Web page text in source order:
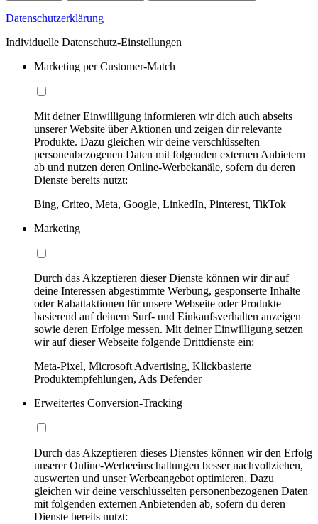
Datenschutzerklärung
Individuelle Datenschutz-Einstellungen
Marketing per Customer-Match
Mit deiner Einwilligung informieren wir dich auch abseits
unserer Website über Aktionen und zeigen dir relevante
Produkte. Dazu gleichen wir deine verschlüsselten
personenbezogenen Daten mit folgenden externen Anbietern
ab und nutzen deren Online-Werbekanäle, sofern du deren
Dienste bereits nutzt:
Bing, Criteo, Meta, Google, LinkedIn, Pinterest, TikTok
Marketing
Durch das Akzeptieren dieser Dienste können wir dir auf
deine Interessen abgestimmte Werbung, gesponserte Inhalte
oder Rabattaktionen für unsere Webseite oder Produkte
basierend auf deinem Surf- und Einkaufsverhalten anzeigen
sowie deren Erfolge messen. Mit deiner Einwilligung setzen
wir auf dieser Webseite folgende Drittdienste ein:
Meta-Pixel, Microsoft Advertising, Klickbasierte
Produktempfehlungen, Ads Defender
Erweitertes Conversion-Tracking
Durch das Akzeptieren dieses Dienstes können wir den Erfolg
unserer Online-Werbeeinschaltungen besser nachvollziehen,
auswerten und unser Werbeangebot optimieren. Dazu
gleichen wir deine verschlüsselten personenbezogenen Daten
mit folgenden externen Anbietenden ab, sofern du deren
Dienste bereits nutzt: